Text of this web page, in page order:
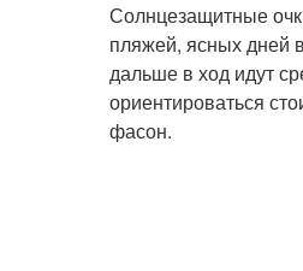
Солнцезащитные
пляжей, ясных дней
дальше в ход идут
ориентироваться
фасон.